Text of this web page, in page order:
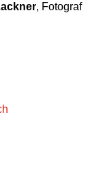
, Fotograf